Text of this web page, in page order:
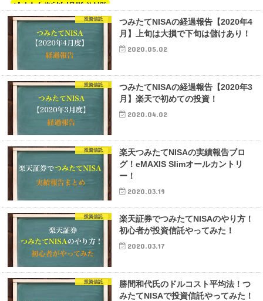
投資信託
つみたてNISAの経過報告【2020年4
月】上旬は大損で下旬は儲けあり！
2020.05.02
投資信託
つみたてNISAの経過報告【2020年3
月】楽天で初めての投資！
2020.04.02
投資信託
楽天つみたてNISAの実績報告ブロ
グ！eMAXIS Slimオールカントリ
ー！
2020.03.19
投資信託
楽天証券でつみたてNISAのやり方！
初心者が投資信託やってみた！
2020.03.17
投資信託
勝間和代氏のドルコスト平均法！つ
みたてNISAで投資信託やってみた！